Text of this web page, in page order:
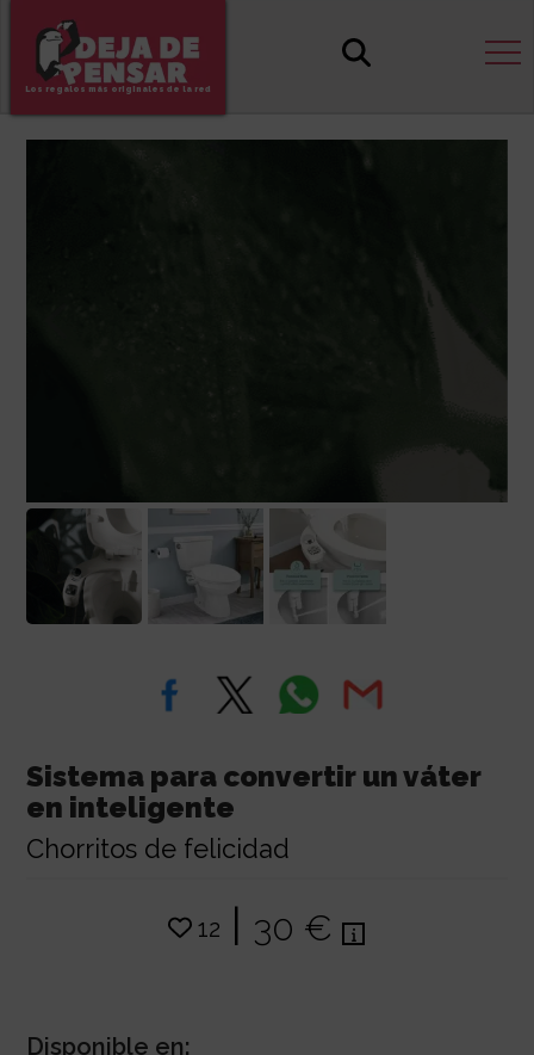
Los regalos más originales de la red
Sistema para convertir un váter
en inteligente
Chorritos de felicidad
12 | 30 €
Disponible en: